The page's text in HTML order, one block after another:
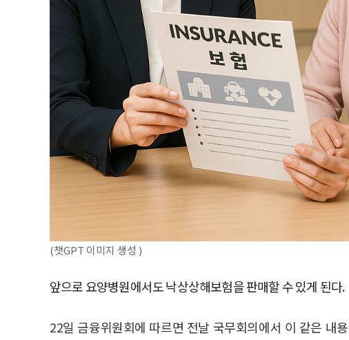
(챗GPT 이미지 생성 )
앞으로 요양병원에서도 낙상상해보험을 판매할 수 있게 된다.
22일 금융위원회에 따르면 전날 국무회의에서 이 같은 내